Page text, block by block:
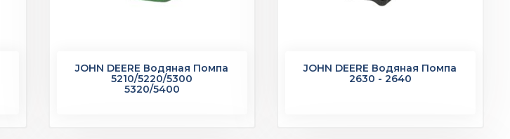
JOHN DEERE Водяная Помпа
5210/5220/5300
5320/5400
JOHN DEERE Водяная Помпа
2630 - 2640